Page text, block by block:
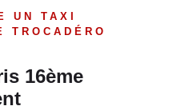
UN TAXI
TROCADÉRO
16ème